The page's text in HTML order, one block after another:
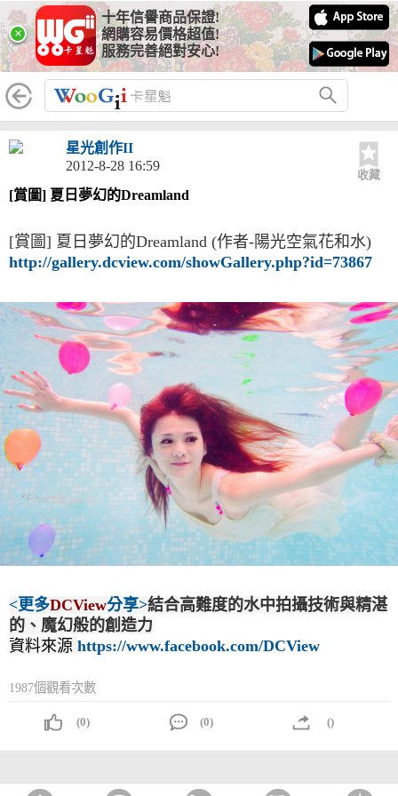
×
十年信譽商品保證!
網購容易價格超值!
服務完善絕對安心!
星光創作II
2012-8-28 16:59
收藏
[賞圖] 夏日夢幻的Dreamland
[賞圖] 夏日夢幻的Dreamland (作者-陽光空氣花和水)
http://gallery.dcview.com/showGallery.php?id=73867
<更多DCView分享>結合高難度的水中拍攝技術與精湛
的、魔幻般的創造力
資料來源 https://www.facebook.com/DCView
1987個觀看次數
(0) (0) ()